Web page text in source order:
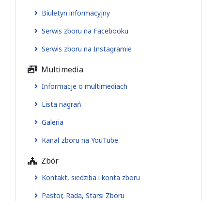
Biuletyn informacyjny
Serwis zboru na Facebooku
Serwis zboru na Instagramie
Multimedia
Informacje o multimediach
Lista nagrań
Galeria
Kanał zboru na YouTube
Zbór
Kontakt, siedziba i konta zboru
Pastor, Rada, Starsi Zboru